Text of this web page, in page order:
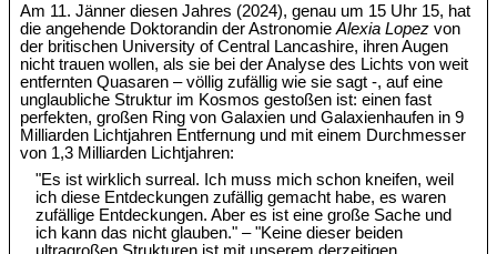
Am 11. Jänner diesen Jahres (2024), genau um 15 Uhr 15, hat
die angehende Doktorandin der AstronomieAlexia Lopez von
der britischen University of Central Lancashire, ihren Augen
nicht trauen wollen, als sie bei der Analyse des Lichts von weit
entfernten Quasaren – völlig zufällig wie sie sagt -, auf eine
unglaubliche Struktur im Kosmos gestoßen ist: einen fast
perfekten, großen Ring von Galaxien und Galaxienhaufen in 9
Milliarden Lichtjahren Entfernung und mit einem Durchmesser
von 1,3 Milliarden Lichtjahren:
"Es ist wirklich surreal. Ich muss mich schon kneifen, weil
ich diese Entdeckungen zufällig gemacht habe, es waren
zufällige Entdeckungen. Aber es ist eine große Sache und
ich kann das nicht glauben." – "Keine dieser beiden